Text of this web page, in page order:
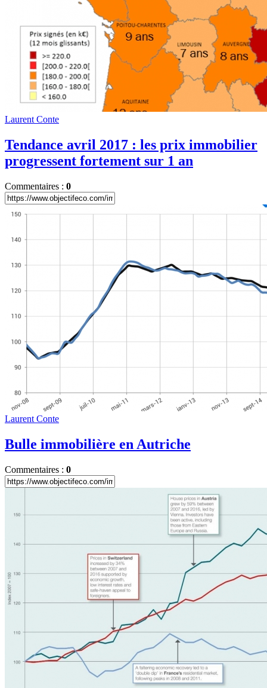
Laurent Conte
Tendance avril 2017 : les prix immobilier
progressent fortement sur 1 an
Commentaires : 0
Laurent Conte
Bulle immobilière en Autriche
Commentaires : 0